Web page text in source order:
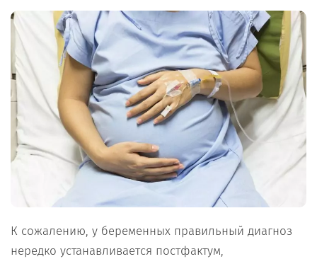
К сожалению, у беременных правильный диагноз
нередко устанавливается постфактум,